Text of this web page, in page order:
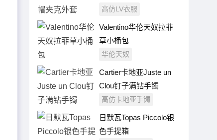
高仿LV衣服
Valentino华伦天奴拉菲
草小桶包
华伦天奴
Cartier卡地亚Juste un
Clou钉子满钻手镯
高仿卡地亚手镯
日默瓦Topas Piccolo银
色手提箱